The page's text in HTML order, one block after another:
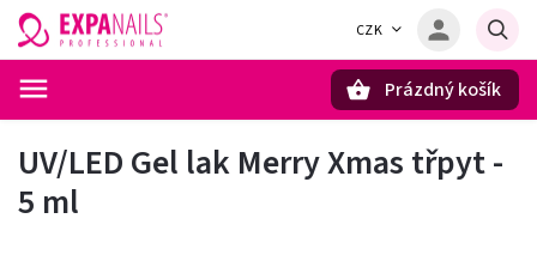
CZK
Prázdný košík
UV/LED Gel lak Merry Xmas třpyt -
5 ml